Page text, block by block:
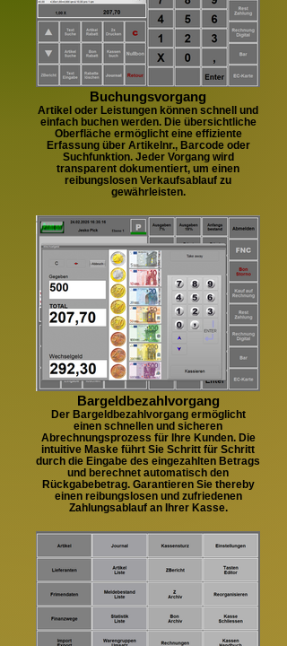
Buchungsvorgang
Artikel oder Leistungen können schnell und
einfach buchen werden. Die übersichtliche
Oberfläche ermöglicht eine effiziente
Erfassung über Artikelnr., Barcode oder
Suchfunktion. Jeder Vorgang wird
transparent dokumentiert, um einen
reibungslosen Verkaufsablauf zu
gewährleisten.
Bargeldbezahlvorgang
Der Bargeldbezahlvorgang ermöglicht
einen schnellen und sicheren
Abrechnungsprozess für Ihre Kunden. Die
intuitive Maske führt Sie Schritt für Schritt
durch die Eingabe des eingezahlten Betrags
und berechnet automatisch den
Rückgabebetrag. Garantieren Sie thereby
einen reibungslosen und zufriedenen
Zahlungsablauf an Ihrer Kasse.